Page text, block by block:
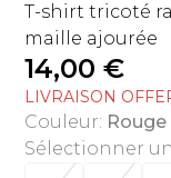
T-shirt tricoté
maille ajourée
14,00 €
LIVRAISON
Couleur:
Sélectionner